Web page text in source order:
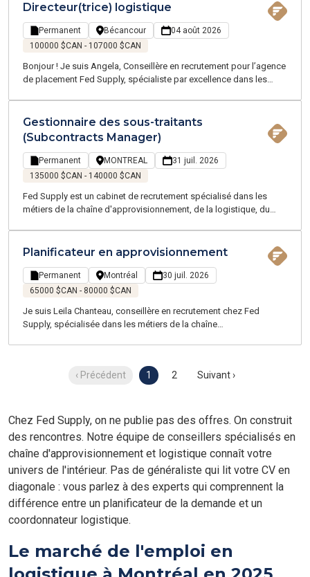
emplois temporaires et permanents sur la Grande Région de
Montréal. Notre équipe, experte en Supply Chain et Logistique,
parle votre langage et évolue dans votre univers. Je recrute
actuellement pour un de mes clients, une entreprise
Directeur(trice) logistique
Permanent Bécancour
04 août 2026
100000 $CAN - 107000 $CAN
Bonjour ! Je suis Angela, Conseillère en recrutement pour l’agence
de placement Fed Supply, spécialiste par excellence dans les
temporaires et permanents sur la Grande Région de Montréal.
Gestionnaire des sous-traitants
(Subcontracts Manager)
Permanent MONTREAL
31 juil. 2026
135000 $CAN - 140000 $CAN
Fed Supply est un cabinet de recrutement spécialisé dans les
métiers de la chaîne d'approvisionnement, de la logistique, du
manufacturière reconnue mondialement pour ses projets
croissance, notre client est à la recherche d'un(e) Gestionnaire
des sous-traitants afin de rejoindre une équipe qui conçoit des
dans un environnement stimulant où l'innovation, la collaboration
et l'excellence technique occupent une place centrale.
Planificateur en approvisionnement
Permanent Montréal
30 juil. 2026
65000 $CAN - 80000 $CAN
Je suis Leila Chanteau, conseillère en recrutement chez Fed
Supply, spécialisée dans les métiers de la chaîne
offrant un environnement collaboratif, stimulant et axé sur
l'amélioration continue. Située sur l’ile de Montréal
‹ Précédent 1 2 Suivant ›
Chez Fed Supply, on ne publie pas des offres. On construit
des rencontres. Notre équipe de conseillers spécialisés en
chaîne d'approvisionnement et logistique connaît votre
univers de l'intérieur. Pas de généraliste qui lit votre CV en
diagonale : vous parlez à des experts qui comprennent la
différence entre un planificateur de la demande et un
coordonnateur logistique.
Le marché de l'emploi en